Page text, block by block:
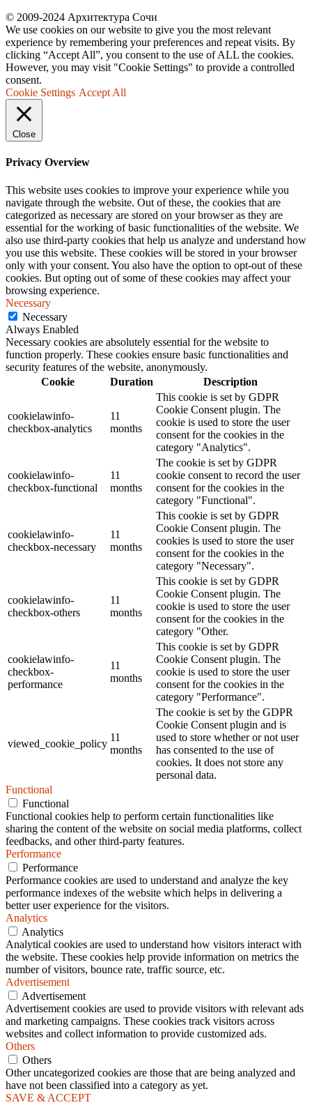
© 2009-2024 Архитектура Сочи
We use cookies on our website to give you the most relevant
experience by remembering your preferences and repeat visits. By
clicking “Accept All”, you consent to the use of ALL the cookies.
However, you may visit "Cookie Settings" to provide a controlled
consent.
Cookie Settings Accept All
Close
Privacy Overview
This website uses cookies to improve your experience while you
navigate through the website. Out of these, the cookies that are
categorized as necessary are stored on your browser as they are
essential for the working of basic functionalities of the website. We
also use third-party cookies that help us analyze and understand how
you use this website. These cookies will be stored in your browser
only with your consent. You also have the option to opt-out of these
cookies. But opting out of some of these cookies may affect your
browsing experience.
Necessary
Necessary
Always Enabled
Necessary cookies are absolutely essential for the website to
function properly. These cookies ensure basic functionalities and
security features of the website, anonymously.
Cookie
Duration Description
cookielawinfo-
checkbox-analytics
11
months
This cookie is set by GDPR
Cookie Consent plugin. The
cookie is used to store the user
consent for the cookies in the
category "Analytics".
cookielawinfo-
checkbox-functional
11
months
The cookie is set by GDPR
cookie consent to record the user
consent for the cookies in the
category "Functional".
cookielawinfo-
checkbox-necessary
11
months
This cookie is set by GDPR
Cookie Consent plugin. The
cookies is used to store the user
consent for the cookies in the
category "Necessary".
cookielawinfo-
checkbox-others
11
months
This cookie is set by GDPR
Cookie Consent plugin. The
cookie is used to store the user
consent for the cookies in the
category "Other.
cookielawinfo-
checkbox-
performance
11
months
This cookie is set by GDPR
Cookie Consent plugin. The
cookie is used to store the user
consent for the cookies in the
category "Performance".
viewed_cookie_policy
11
months
The cookie is set by the GDPR
Cookie Consent plugin and is
used to store whether or not user
has consented to the use of
cookies. It does not store any
personal data.
Functional
Functional
Functional cookies help to perform certain functionalities like
sharing the content of the website on social media platforms, collect
feedbacks, and other third-party features.
Performance
Performance
Performance cookies are used to understand and analyze the key
performance indexes of the website which helps in delivering a
better user experience for the visitors.
Analytics
Analytics
Analytical cookies are used to understand how visitors interact with
the website. These cookies help provide information on metrics the
number of visitors, bounce rate, traffic source, etc.
Advertisement
Advertisement
Advertisement cookies are used to provide visitors with relevant ads
and marketing campaigns. These cookies track visitors across
websites and collect information to provide customized ads.
Others
Others
Other uncategorized cookies are those that are being analyzed and
have not been classified into a category as yet.
SAVE & ACCEPT